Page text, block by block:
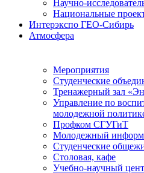
Научно-
Национальные
Интерэкспо ГЕО-Сибирь
Атмосфера
Мероприятия
Студенческие
Тренажерный зал
Управление по
молодежной
Профком СГУГиТ
Молодежный
Студенческие
Столовая, кафе
Учебно-научный